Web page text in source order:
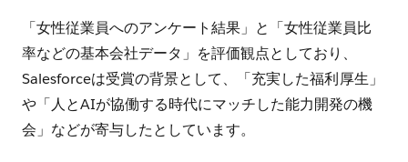
「女性従業員へのアンケート結果」と「女性従業員比
率などの基本会社データ」を評価観点としており、
Salesforceは受賞の背景として、「充実した福利厚生」
や「人とAIが協働する時代にマッチした能力開発の機
会」などが寄与したとしています。